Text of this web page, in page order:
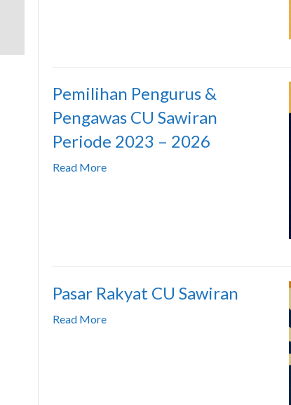
Pemilihan Pengurus &
Pengawas CU Sawiran
Periode 2023 – 2026
Read More
Pasar Rakyat CU Sawiran
Read More